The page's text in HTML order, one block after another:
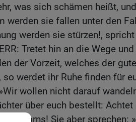
was sich schämen heißt,
werden sie fallen unter den
werden sie stürzen!, spricht
Tretet hin an die Wege
der Vorzeit, welches der
werdet ihr Ruhe finden für
wollen nicht darauf
über euch bestellt:
Sie aber sprechen: